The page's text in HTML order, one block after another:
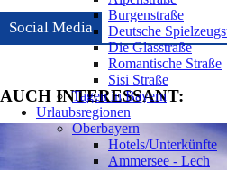
Social Media
AUCH INTERESSANT:
Burgenstraße
Deutsche
Die Glasstraße
Romantische Straße
Sisi Straße
Tagen in Bayern
Urlaubsregionen
Oberbayern
Hotels/Unterkünfte
Ammersee - Lech